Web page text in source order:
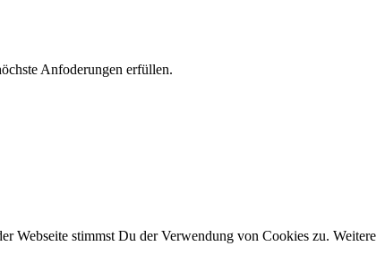
Anfoderungen erfüllen.
Webseite stimmst Du der Verwendung von Cookies zu. Weitere